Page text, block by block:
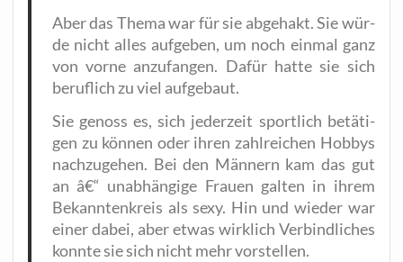
Aber das The­ma war für sie abge­hakt. Sie wür­
de nicht alles auf­ge­ben, um noch ein­mal ganz
von vor­ne anzu­fan­gen. Dafür hat­te sie sich
beruf­lich zu viel aufgebaut.
Sie genoss es, sich jeder­zeit sport­lich betä­ti­
gen zu kön­nen oder ihren zahl­rei­chen Hob­bys
nach­zu­ge­hen. Bei den Män­nern kam das gut
an â€“ unab­hän­gi­ge Frau­en gal­ten in ihrem
Bekann­ten­kreis als sexy. Hin und wie­der war
einer dabei, aber etwas wirk­lich Ver­bind­li­ches
konn­te sie sich nicht mehr vorstellen.